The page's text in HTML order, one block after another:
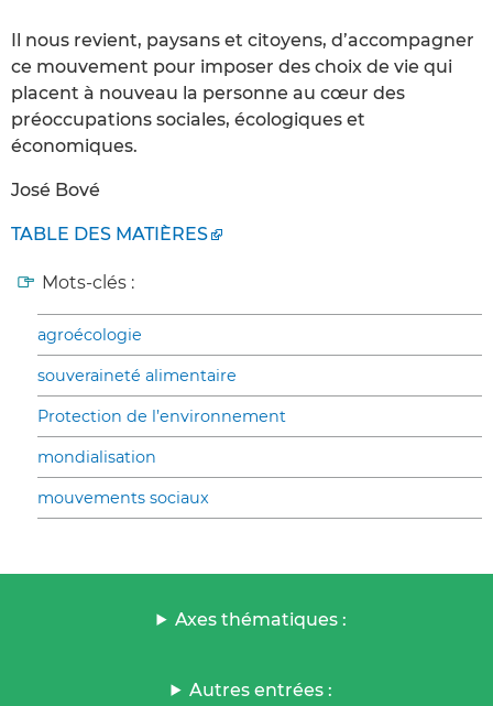
Il nous revient, paysans et citoyens, d’accompagner
ce mouvement pour imposer des choix de vie qui
placent à nouveau la personne au cœur des
préoccupations sociales, écologiques et
économiques.
José Bové
TABLE DES MATIÈRES
Mots-clés :
agroécologie
souveraineté alimentaire
Protection de l’environnement
mondialisation
mouvements sociaux
Axes thématiques :
Autres entrées :